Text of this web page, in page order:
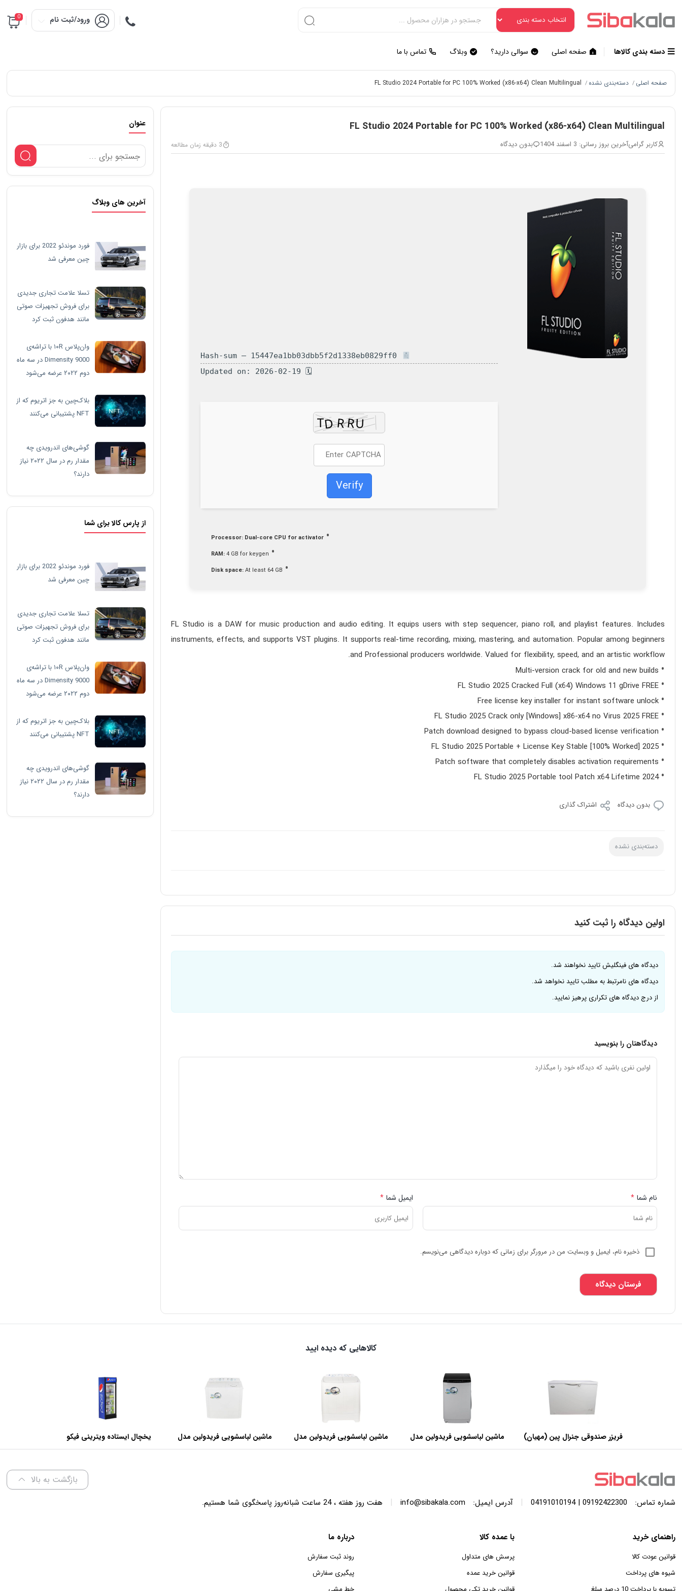
ورود/ثبت نام 0
دسته بندی کالاها صفحه اصلی سوالی دارید؟ وبلاگ تماس با ما
صفحه اصلی / دسته‌بندی نشده /
FL Studio 2024 Portable for PC 100% Worked (x86-x64) Clean Multilingual
FL Studio 2024 Portable for PC 100% Worked (x86-x64) Clean Multilingual
کاربر گرامیآخرین بروز رسانی: 3 اسفند 1404 بدون دیدگاه 3 دقیقه زمان مطالعه
🗓 Updated on: 2026-02-19
Verify
Processor: Dual-core CPU for activator
RAM:4 GB for keygen
Disk space:At least 64 GB
FL Studio is a DAW for music production and audio editing. It equips users with step sequencer, piano roll, and playlist features. Includes
instruments, effects, and supports VST plugins. It supports real-time recording, mixing, mastering, and automation. Popular among beginners
and Professional producers worldwide. Valued for flexibility, speed, and an artistic workflow.
Multi-version crack for old and new builds
FL Studio 2025 Cracked Full (x64) Windows 11 gDrive FREE
Free license key installer for instant software unlock
FL Studio 2025 Crack only [Windows] x86-x64 no Virus 2025 FREE
Patch download designed to bypass cloud-based license verification
FL Studio 2025 Portable + License Key Stable [100% Worked] 2025
Patch software that completely disables activation requirements
FL Studio 2025 Portable tool Patch x64 Lifetime 2024
بدون دیدگاه اشتراک گذاری
دسته‌بندی نشده
اولین دیدگاه را ثبت کنید
دیدگاه های فینگلیش تایید نخواهند شد.
دیدگاه های نامرتبط به مطلب تایید نخواهد شد.
از درج دیدگاه های تکراری پرهیز نمایید.
دیدگاهتان را بنویسید
نام شما * ایمیل شما *
ذخیره نام، ایمیل و وبسایت من در مرورگر برای زمانی که دوباره دیدگاهی می‌نویسم.
عنوان
آخرین های وبلاگ
فورد موندئو 2022 برای بازار
چین معرفی شد
تسلا علامت تجاری جدیدی
برای فروش تجهیزات صوتی
مانند هدفون ثبت کرد
وان‌پلاس ۱۰R با تراشه‌ی
Dimensity 9000 در سه ماه
دوم ۲۰۲۲ عرضه می‌شود
بلاک‌چین به جز اتریوم که از
NFT پشتیبانی می‌کنند
گوشی‌های اندرویدی چه
مقدار رم در سال ۲۰۲۲ نیاز
دارند؟
از پارس کالا برای شما
فورد موندئو 2022 برای بازار
چین معرفی شد
تسلا علامت تجاری جدیدی
برای فروش تجهیزات صوتی
مانند هدفون ثبت کرد
وان‌پلاس ۱۰R با تراشه‌ی
Dimensity 9000 در سه ماه
دوم ۲۰۲۲ عرضه می‌شود
بلاک‌چین به جز اتریوم که از
NFT پشتیبانی می‌کنند
گوشی‌های اندرویدی چه
مقدار رم در سال ۲۰۲۲ نیاز
دارند؟
کالاهایی که دیده ایید
فریزر صندوقی جنرال پین (مهیان)
با ظرفیت 440 لیتر
ماشین لباسشویی فریدولین مدل
SWF120A ظرفیت 12 کیلوگرم
ماشین لباسشویی فریدولین مدل
SWT68 ظرفیت 6.8 کیلوگرم
ماشین لباسشویی فریدولین مدل
SWT150 ظرفیت 15 کیلوگرم
یخچال ایستاده ویترینی فیکو
عرض 60 سانتی متر
بازگشت به بالا
شماره تماس: 09192422300 | 04191010194
| آدرس ایمیل: info@sibakala.com
| هفت روز هفته ، 24 ساعت شبانه‌روز پاسخگوی شما هستیم.
راهنمای خرید
قوانین عودت کالا
شیوه های پرداخت
با عمده کالا
پرسش های متداول
قوانین خرید عمده
درباره ما
روند ثبت سفارش
پیگیری سفارش